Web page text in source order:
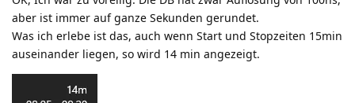
aber ist immer auf ganze Sekunden gerundet.
Was ich erlebe ist das, auch wenn Start und Stopzeiten 15min
auseinander liegen, so wird 14 min angezeigt.